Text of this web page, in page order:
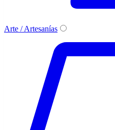
Arte / Artesanías